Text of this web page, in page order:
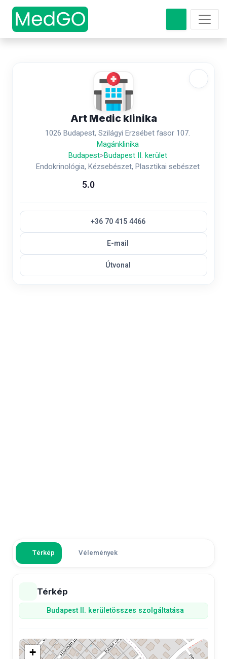
Art Medic klinika
1026 Budapest, Szilágyi Erzsébet fasor 107.
Magánklinika
Budapest>Budapest II. kerület
Endokrinológia, Kézsebészet, Plasztikai sebészet
5.0
+36 70 415 4466
E-mail
Útvonal
Térkép Vélemények
Térkép
Budapest II. kerületösszes szolgáltatása
+